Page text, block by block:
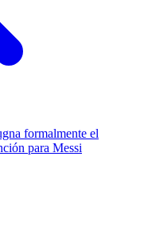
formalmente el
para Messi